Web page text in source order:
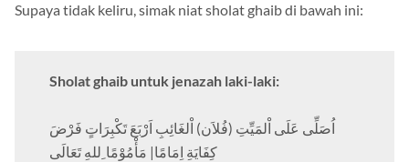
Supaya tidak keliru, simak niat sholat ghaib di bawah ini:
Sholat ghaib untuk jenazah laki-laki:
اُصَلِّى عَلَى اْلمَيِّتِ (فُلاَن) اْلغَائِبِ اَرْبَعَ تَكْبِرَاتٍ فَرْضَ
كِفَايَةِ اِمَامًا| مَأْمُوْمًا ِللهِ تَعَالَى